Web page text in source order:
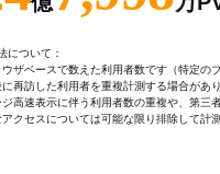
について：
ザベースで数えた利用者数です（特定の
再訪した利用者を重複計測する場合があ
高速表示に伴う利用者数の重複や、第三
クセスについては可能な限り排除して計